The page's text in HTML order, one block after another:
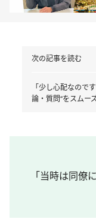
次の記事を読む
「少し心配なので
論・質問”をスムー
「当時は同僚